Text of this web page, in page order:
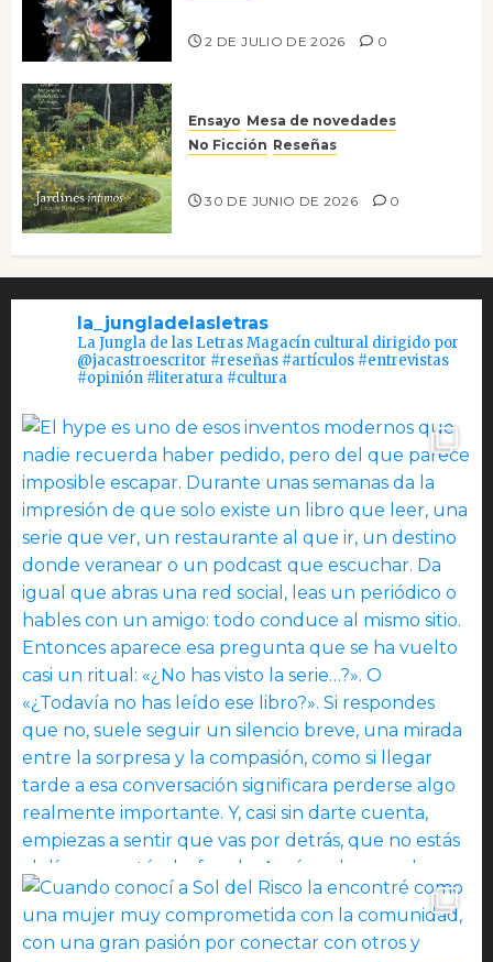
2 DE JULIO DE 2026 0
Ensayo Mesa de novedades
No Ficción Reseñas
30 DE JUNIO DE 2026 0
la_jungladelasletras
La Jungla de las Letras Magacín cultural dirigido por
@jacastroescritor #reseñas #artículos #entrevistas
#opinión #literatura #cultura